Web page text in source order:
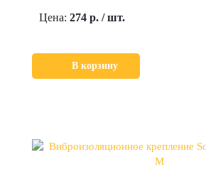
Цена: 274 р. / шт.
В корзину